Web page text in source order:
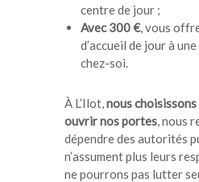
centre de jour ;
Avec 300 €, vous
d’accueil de jour à
chez-soi.
À L’Ilot,nous
ouvrir nos portes, nous
dépendre des autorités
n’assument plus leurs
ne pourrons pas lutter